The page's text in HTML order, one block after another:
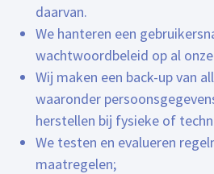
daarvan.
We hanteren een
wachtwoordbeleid op al
Wij maken een back-up van
waaronder
herstellen bij fysieke of
We testen en evalueren
maatregelen;